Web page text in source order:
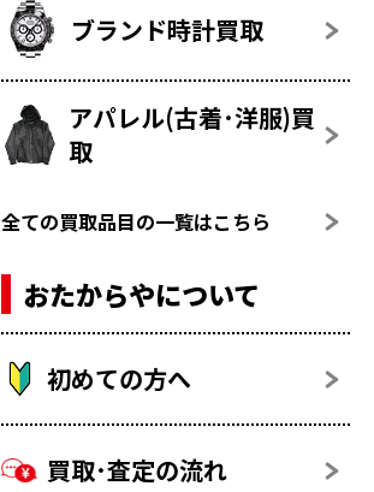
ブランド時計買取
アパレル(古着･洋服)買
取
全ての買取品目の一覧はこちら
おたからやについて
初めての方へ
買取･査定の流れ